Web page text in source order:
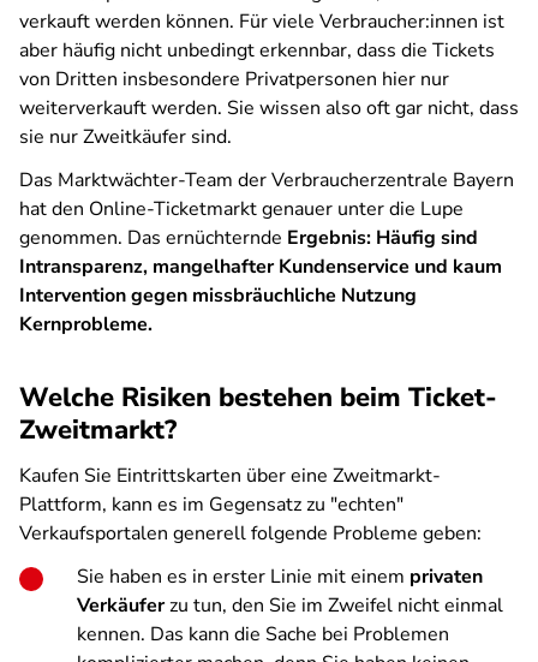
verkauft werden können. Für viele Verbraucher:innen ist
aber häufig nicht unbedingt erkennbar, dass die Tickets
von Dritten insbesondere Privatpersonen hier nur
weiterverkauft werden. Sie wissen also oft gar nicht, dass
sie nur Zweitkäufer sind.
Das Marktwächter-Team der Verbraucherzentrale Bayern
hat den Online-Ticketmarkt genauer unter die Lupe
genommen. Das ernüchternde Ergebnis: Häufig sind
Intransparenz, mangelhafter Kundenservice und kaum
Intervention gegen missbräuchliche Nutzung
Kernprobleme.
Welche Risiken bestehen beim Ticket-
Zweitmarkt?
Kaufen Sie Eintrittskarten über eine Zweitmarkt-
Plattform, kann es im Gegensatz zu "echten"
Verkaufsportalen generell folgende Probleme geben:
Sie haben es in erster Linie mit einem privaten
Verkäuferzu tun, den Sie im Zweifel nicht einmal
kennen. Das kann die Sache bei Problemen